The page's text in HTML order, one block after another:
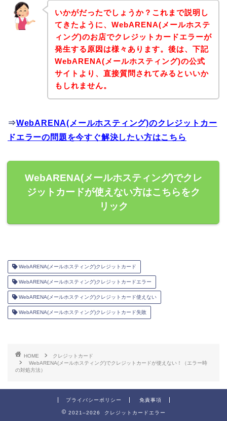
いかがだったでしょうか？これまで説明し
てきたように、WebARENA(メールホステ
ィング)のお店でクレジットカードエラーが
発生する原因は様々あります。後は、下記
WebARENA(メールホスティング)の公式
サイトより、直接質問されてみるといいか
もしれません。
⇒WebARENA(メールホスティング)のクレジットカー
ドエラーの問題を今すぐ解決したい方はこちら
WebARENA(メールホスティング)でクレ
ジットカードが使えない方はこちらをク
リック
WebARENA(メールホスティング)クレジットカード
WebARENA(メールホスティング)クレジットカードエラー
WebARENA(メールホスティング)クレジットカード使えない
WebARENA(メールホスティング)クレジットカード失敗
HOME
クレジットカード
WebARENA(メールホスティング)でクレジットカードが使えない！（エラー時
の対処方法）
プライバシーポリシー 免責事項
2021–2026 クレジットカードエラー